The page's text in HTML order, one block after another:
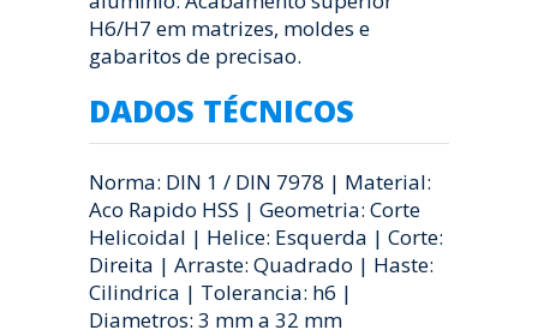
H6/H7 em matrizes, moldes e
gabaritos de precisao.
DADOS TÉCNICOS
Norma: DIN 1 / DIN 7978 | Material:
Aco Rapido HSS | Geometria: Corte
Helicoidal | Helice: Esquerda | Corte:
Direita | Arraste: Quadrado | Haste:
Cilindrica | Tolerancia: h6 |
Diametros: 3 mm a 32 mm